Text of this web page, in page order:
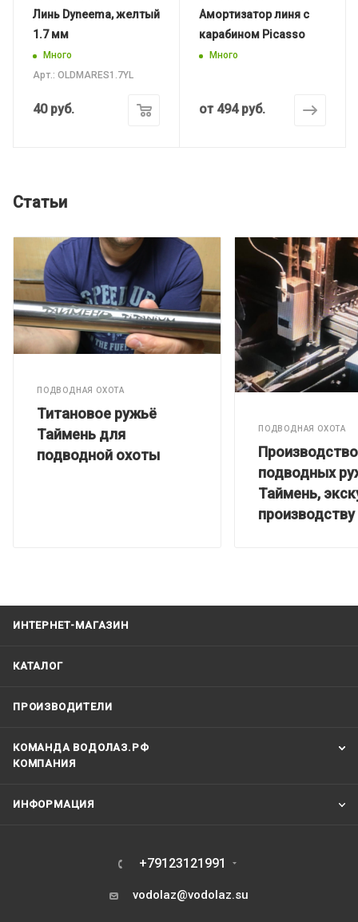
Линь Dyneema, желтый
1.7 мм
Много
Арт.: OLDMARES1.7YL
40руб.
Амортизатор линя с
карабином Picasso
Много
от 494 руб.
Статьи
ПОДВОДНАЯ ОХОТА
Титановое ружьё
Таймень для
подводной охоты
ПОДВОДНАЯ ОХОТА
Производство
подводных
Таймень,
производству
ИНТЕРНЕТ-МАГАЗИН
КАТАЛОГ
ПРОИЗВОДИТЕЛИ
КОМАНДА ВОДОЛАЗ.РФ
КОМПАНИЯ
ИНФОРМАЦИЯ
+79123121991
vodolaz@vodolaz.su